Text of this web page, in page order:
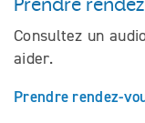
Prendre
Consultez un
aider.
Prendre rendez-